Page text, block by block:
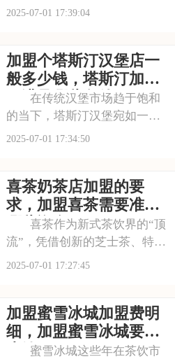
低糖健康’的差异化定位，深受
要多少钱？下面就来看看古茗
开店加盟费及加盟条件，2025
古茗投资预
2025-07-01 17:39:04
加盟个塔斯汀汉堡店一
般多少钱，塔斯汀加盟
要满足哪些条件
在传统汉堡市场趋于饱和
的当下，塔斯汀汉堡宛如一股
清流，以创新的姿态闯入大众
独特的商业模式所吸引，想要
借助塔斯汀的品牌力量开启自
己的创业之路。那么
2025-07-01 17:34:50
喜茶奶茶店加盟的要
求，加盟喜茶需要准备
哪些资金
喜茶作为新式茶饮界的“顶
流”，凭借创新的芝士茶、特色
果茶，还有时尚的门店设计，
多少钱？需要满足哪些条件？
以下是喜茶奶茶店加盟的要
求，加盟喜茶需要
2025-07-01 17:27:45
加盟蜜雪冰城加盟费明
细，加盟蜜雪冰城要多
少钱
蜜雪冰城这些年在茶饮市